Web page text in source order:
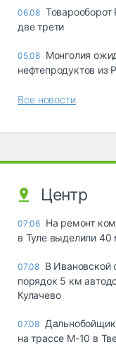
06.08 Товарооборот
две трети
05.08 Монголия
нефтепродуктов из
Все новости
Центр
07:06 На ремонт
в Туле выделили 40
07.08 В Ивановской
порядок 5 км
Кулачево
07.08
на трассе М-10 в